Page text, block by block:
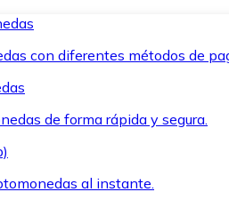
con diferentes métodos de
de forma rápida y segura.
al instante.